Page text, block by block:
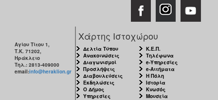
Αγίου Τίτου 1,
Τ.Κ. 71202,
Ηράκλειο
Τηλ.: 2813-409000
email:info@heraklion.gr
Χάρτης Ιστοχώρου
Δελτία Τύπου
Ανακοινώσεις
Διαγωνισμοί
Προσλήψεις
Διαβουλεύσεις
Εκδηλώσεις
Ο Δήμος
Υπηρεσίες
Κ.Ε.Π.
Τηλέφωνα
e-Υπηρεσίες
e-Αιτήματα
Η Πόλη
Ιστορία
Κνωσός
Μουσεία